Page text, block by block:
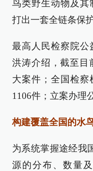
鸟类野生动物及其
打出一套全链条保
最高人民检察院公
洪涛介绍，截至目
大案件；全国检察
1106件；立案办理
构建覆盖全国的水
为系统掌握途经我
源的分布、数量